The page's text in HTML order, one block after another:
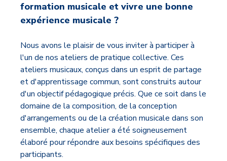
formation musicale et vivre une bonne
expérience musicale ?
Nous avons le plaisir de vous inviter à participer à
l'un de nos ateliers de pratique collective. Ces
ateliers musicaux, conçus dans un esprit de partage
et d'apprentissage commun, sont construits autour
d'un objectif pédagogique précis. Que ce soit dans le
domaine de la composition, de la conception
d'arrangements ou de la création musicale dans son
ensemble, chaque atelier a été soigneusement
élaboré pour répondre aux besoins spécifiques des
participants.